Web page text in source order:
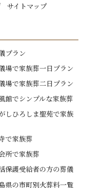
サイトマップ
プラン
場で家族葬一日プラン
場で家族葬二日プラン
館でシンプルな家族葬
しひろしま聖苑で家族
で家族葬
所で家族葬
保護受給者の方の葬儀
県の市町別火葬料一覧